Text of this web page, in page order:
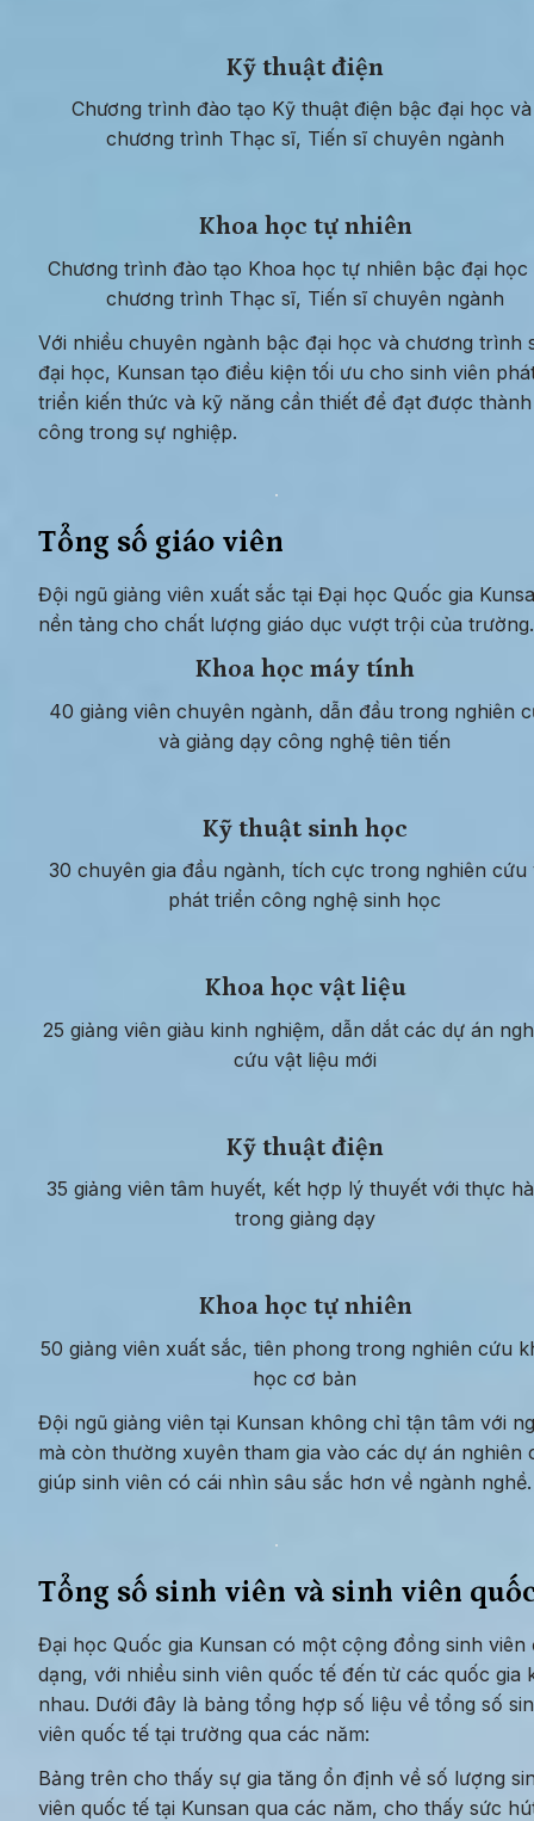
Kỹ thuật điện
Chương trình đào tạo Kỹ thuật điện bậc đại học và
chương trình Thạc sĩ, Tiến sĩ chuyên ngành
Khoa học tự nhiên
Chương trình đào tạo Khoa học tự nhiên bậc đại học
chương trình Thạc sĩ, Tiến sĩ chuyên ngành
Với nhiều chuyên ngành bậc đại học và chương trình
đại học, Kunsan tạo điều kiện tối ưu cho sinh viên
triển kiến thức và kỹ năng cần thiết để đạt được thành
công trong sự nghiệp.
Tổng số giáo viên
Đội ngũ giảng viên xuất sắc tại Đại học Quốc gia
nền tảng cho chất lượng giáo dục vượt trội của trường.
Khoa học máy tính
40 giảng viên chuyên ngành, dẫn đầu trong nghiên
và giảng dạy công nghệ tiên tiến
Kỹ thuật sinh học
30 chuyên gia đầu ngành, tích cực trong nghiên cứu
phát triển công nghệ sinh học
Khoa học vật liệu
25 giảng viên giàu kinh nghiệm, dẫn dắt các dự án
cứu vật liệu mới
Kỹ thuật điện
35 giảng viên tâm huyết, kết hợp lý thuyết với thực
trong giảng dạy
Khoa học tự nhiên
50 giảng viên xuất sắc, tiên phong trong nghiên cứu
học cơ bản
Đội ngũ giảng viên tại Kunsan không chỉ tận tâm với
mà còn thường xuyên tham gia vào các dự án nghiên
giúp sinh viên có cái nhìn sâu sắc hơn về ngành nghề.
Tổng số sinh viên và sinh viên
Đại học Quốc gia Kunsan có một cộng đồng sinh viên
dạng, với nhiều sinh viên quốc tế đến từ các quốc gia
nhau. Dưới đây là bảng tổng hợp số liệu về tổng số
viên quốc tế tại trường qua các năm:
Bảng trên cho thấy sự gia tăng ổn định về số lượng
viên quốc tế tại Kunsan qua các năm, cho thấy sức